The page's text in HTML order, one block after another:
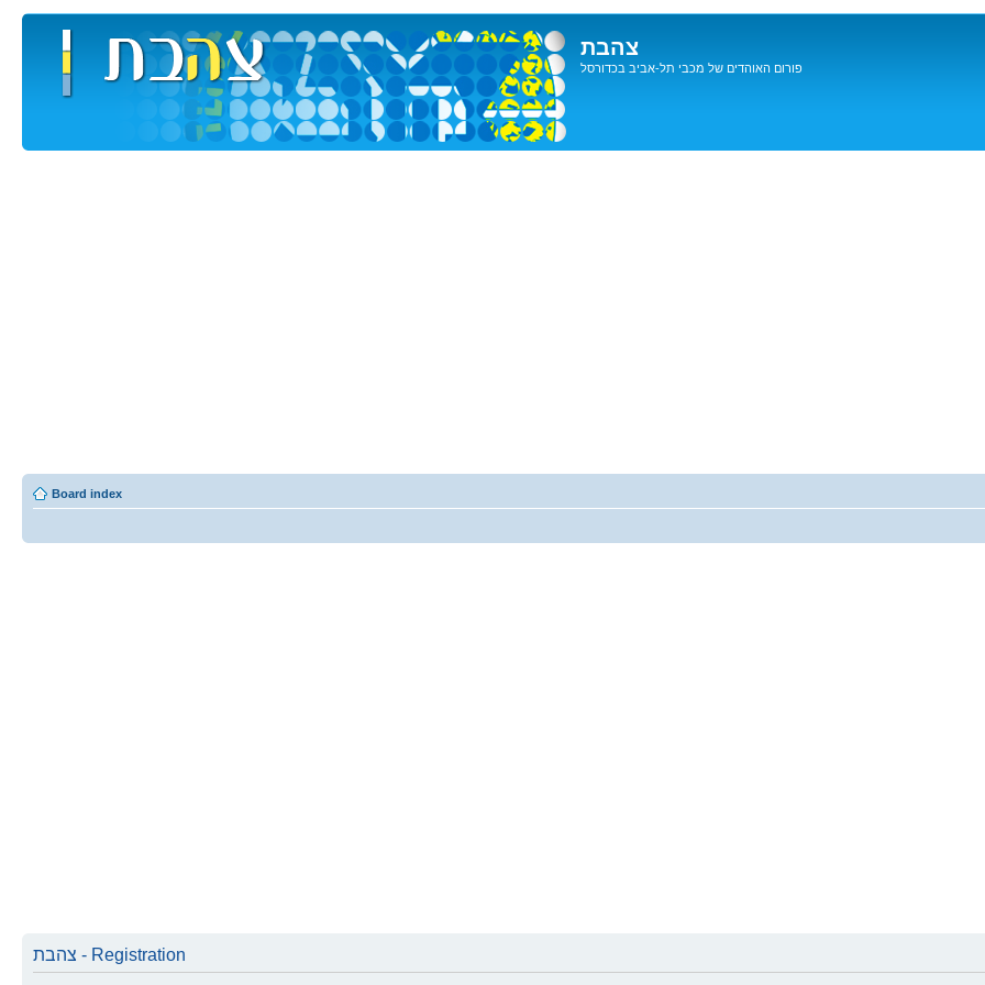
צהבת
פורום האוהדים של מכבי תל-אביב בכדורסל
Board index
צהבת - Registration